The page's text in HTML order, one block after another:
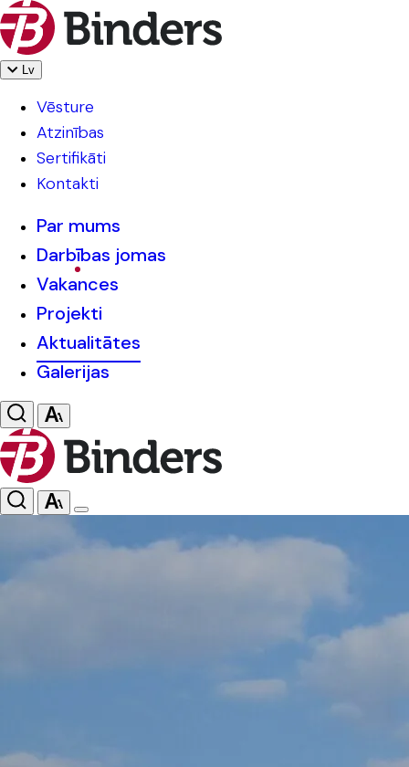
Lv
Vēsture
Atzinības
Sertifikāti
Kontakti
Par mums
Darbības jomas
Vakances
Projekti
Aktualitātes
Galerijas